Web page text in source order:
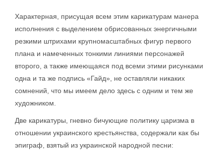
Характерная, присущая всем этим карикатурам манера
исполнения с выделением обрисованных энергичными
резкими штрихами крупномасштабных фигур первого
плана и намеченных тонкими линиями персонажей
второго, а также имеющаяся под всеми этими рисунками
одна и та же подпись «Гайд», не оставляли никаких
сомнений, что мы имеем дело здесь с одним и тем же
художником.
Две карикатуры, гневно бичующие политику царизма в
отношении украинского крестьянства, содержали как бы
эпиграф, взятый из украинской народной песни: